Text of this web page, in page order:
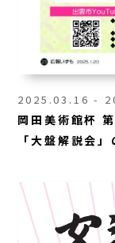
2025.03.16 -
岡田美術館杯
「大盤解説会